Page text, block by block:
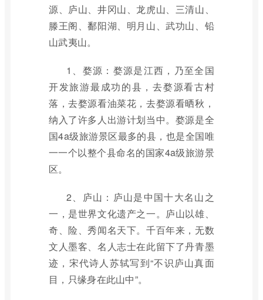
源、庐山、井冈山、龙虎山、三清山、
滕王阁、鄱阳湖、明月山、武功山、铅
山武夷山。
1、婺源：婺源是江西，乃至全国
开发旅游最成功的县，去婺源看古村
落，去婺源看油菜花，去婺源看晒秋，
纳入了许多人出游计划当中。婺源是全
国4a级旅游景区最多的县，也是全国唯
一一个以整个县命名的国家4a级旅游景
区。
2、庐山：庐山是中国十大名山之
一，是世界文化遗产之一。庐山以雄、
奇、险、秀闻名天下。千百年来，无数
文人墨客、名人志士在此留下了丹青墨
迹，宋代诗人苏轼写到“不识庐山真面
目，只缘身在此山中”。